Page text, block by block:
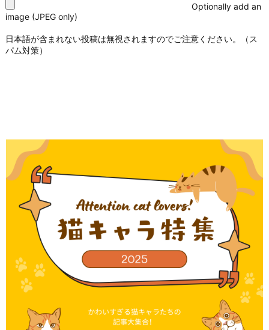
Optionally add an
image (JPEG only)
日本語が含まれない投稿は無視されますのでご注意ください。（ス
パム対策）